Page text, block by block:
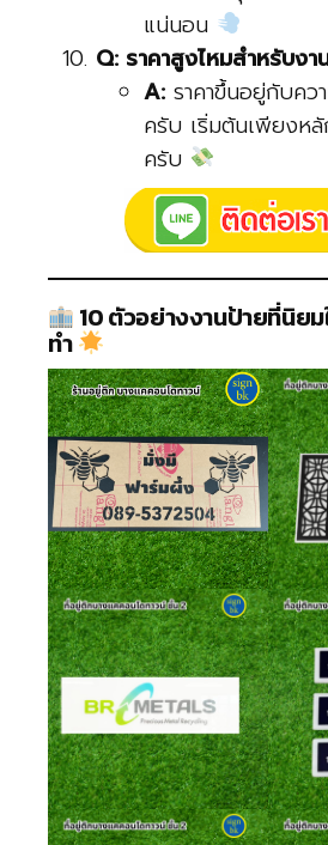
แน่นอน
Q: ราคาสูงไหมสำหรับงา
A: ราคาขึ้นอยู่กับคว
ครับ เริ่มต้นเพียงห
ครับ
10 ตัวอย่างงานป้ายที่นิย
ทำ